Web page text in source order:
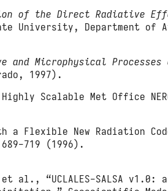
of the Direct Radiative
University, Department of
Microphysical Processes
1997).
Scalable Met Office
a Flexible New Radiation
719 (1996).
“UCLALES-SALSA v1.0: